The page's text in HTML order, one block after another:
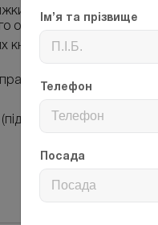
які зберігалися на
особистого зберігання;
книжок працівникам у
під особистий
(підпис)
Ім’я та прізвище
Телефон
Посада
Посада